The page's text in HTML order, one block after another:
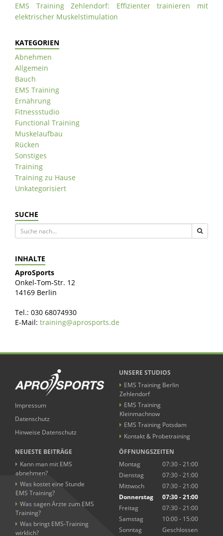
EMS Training Zehlendorf: Effizienter trainieren mit
elektrischer Muskelstimulation
KATEGORIEN
Abnehmen
Allgemein
Bauch
EMS Training
Ernährung
Fitnessstudio
Functional Training
Muskelaufbau
Rücken
Sonstiges
Training
Training zu Hause
Unkategorisiert
SUCHE
INHALTE
AproSports
Onkel-Tom-Str. 12
14169 Berlin
Tel.: 030 68074930
E-Mail: training@aprosports.de
Impressum
Datenschutz
Hinweise Datenschutz
UNSERE STUDIOS
EMS Training Berlin
Zehlendorf
EMS Training
Kleinmachnow
EMS Training Potsdam
Kontakt & Probetraining
NEUESTE BEITRÄGE
Kann man mit EMS
abnehmen?
Was kostet eine Stunde
EMS Training?
Was sagen Ärzte zum EMS
Training?
Was bringt EMS-Training
wirklich?
ÖFFNUNGSZEITEN
Montag
07:30 - 21:00
Dienstag
07:30 - 21:00
Mittwoch
07:30 - 21:00
Donnerstag
07:30 - 21:00
Freitag
07:30 - 21:00
Samstag
10:00 - 15:00
Sonntag
Geschlossen